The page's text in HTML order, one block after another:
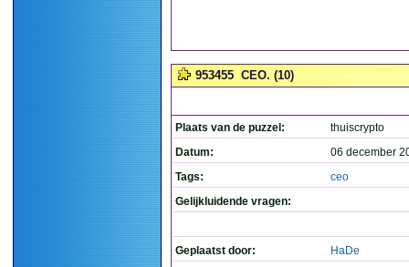
953455 CEO. (10)
Plaats van de puzzel:
thuiscrypto
Datum:
06 december
Tags:
ceo
Gelijkluidende vragen:
Geplaatst door: HaDe